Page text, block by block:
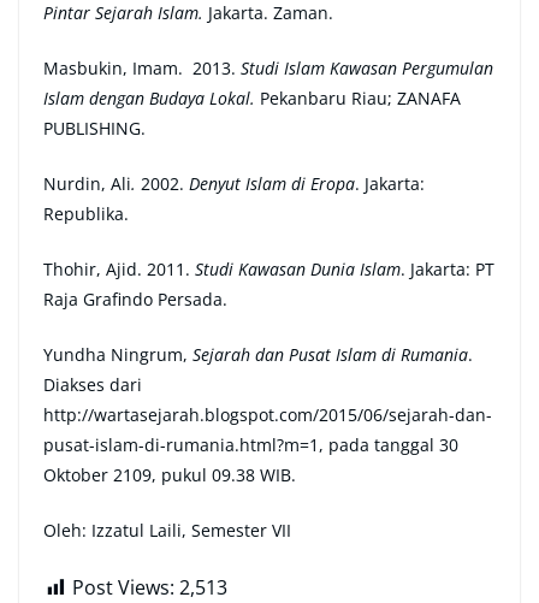
Pintar Sejarah Islam. Jakarta. Zaman.
Masbukin, Imam. 2013. Studi Islam Kawasan Pergumulan
Islam dengan Budaya Lokal. Pekanbaru Riau; ZANAFA
PUBLISHING.
Nurdin, Ali. 2002. Denyut Islam di Eropa. Jakarta:
Republika.
Thohir, Ajid. 2011. Studi Kawasan Dunia Islam. Jakarta: PT
Raja Grafindo Persada.
Yundha Ningrum, Sejarah dan Pusat Islam di Rumania.
Diakses dari
http://wartasejarah.blogspot.com/2015/06/sejarah-dan-
pusat-islam-di-rumania.html?m=1, pada tanggal 30
Oktober 2109, pukul 09.38 WIB.
Oleh: Izzatul Laili, Semester VII
Post Views: 2,513